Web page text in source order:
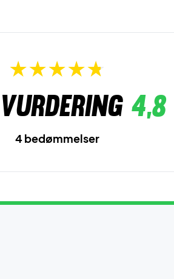
4,8
4 bedømmelser